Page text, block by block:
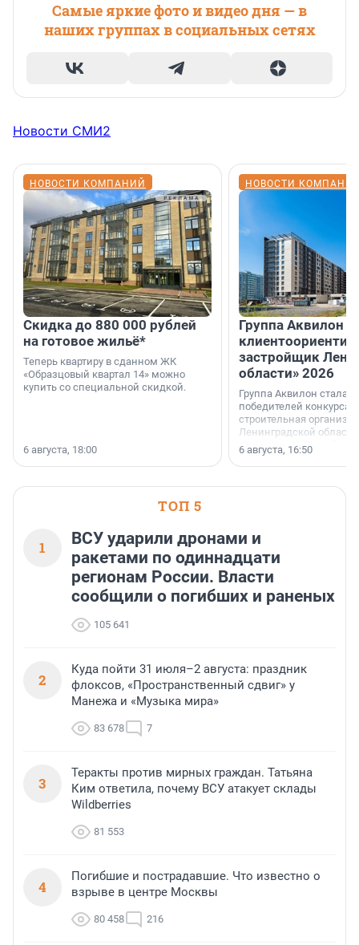
Самые яркие фото и видео дня — в
наших группах в социальных сетях
Новости СМИ2
НОВОСТИ КОМПАНИЙ
Скидка до 880 000 рублей
на готовое жильё*
Теперь квартиру в сданном ЖК
«Образцовый квартал 14» можно
купить со специальной скидкой.
6 августа, 18:00
НОВОСТИ
Группа Аквилон
застройщик
области» 2026
Группа Аквилон стала
победителей конкурса
строительная
Ленинградской области
номинации «Самый
застройщик
области».
6 августа, 16:50
ТОП 5
1
ВСУ ударили дронами и
ракетами по одиннадцати
регионам России. Власти
сообщили о погибших и раненых
105 641
2
Куда пойти 31 июля–2 августа: праздник
флоксов, «Пространственный сдвиг» у
Манежа и «Музыка мира»
83 678 7
3
Теракты против мирных граждан. Татьяна
Ким ответила, почему ВСУ атакует склады
Wildberries
81 553
4
Погибшие и пострадавшие. Что известно о
взрыве в центре Москвы
80 458 216